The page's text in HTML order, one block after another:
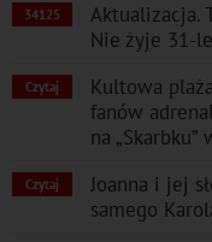
34125
Aktualizacja.
Nie żyje 31-
Czytaj
Kultowa
fanów
na „Skarbku”
Czytaj
Joanna i jej
samego